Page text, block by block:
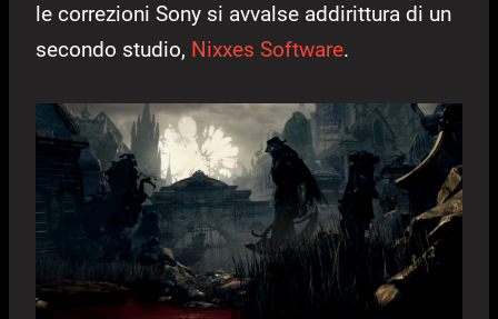
le correzioni Sony si avvalse addirittura di un
secondo studio, Nixxes Software.